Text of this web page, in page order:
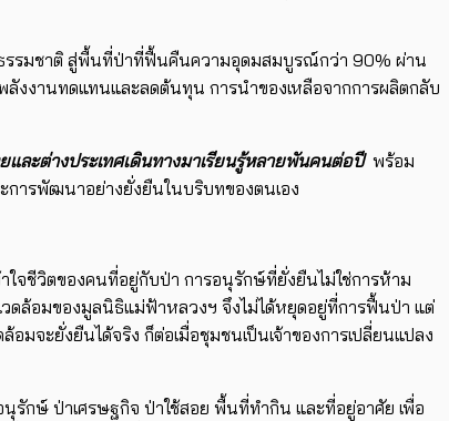
ธรรมชาติ สู่พื้นที่ป่าที่ฟื้นคืนความอุดมสมบูรณ์กว่า 90% ผ่าน
งงานทดแทนและลดต้นทุน การนำของเหลือจากการผลิตกลับ
ละต่างประเทศเดินทางมาเรียนรู้หลายพันคนต่อปี พร้อม
ารพัฒนาอย่างยั่งยืนในบริบทของตนเอง
าใจชีวิตของคนที่อยู่กับป่า การอนุรักษ์ที่ยั่งยืนไม่ใช่การห้าม
ดล้อมของมูลนิธิแม่ฟ้าหลวงฯ จึงไม่ได้หยุดอยู่ที่การฟื้นป่า แต่
มจะยั่งยืนได้จริง ก็ต่อเมื่อชุมชนเป็นเจ้าของการเปลี่ยนแปลง
นุรักษ์ ป่าเศรษฐกิจ ป่าใช้สอย พื้นที่ทำกิน และที่อยู่อาศัย เพื่อ